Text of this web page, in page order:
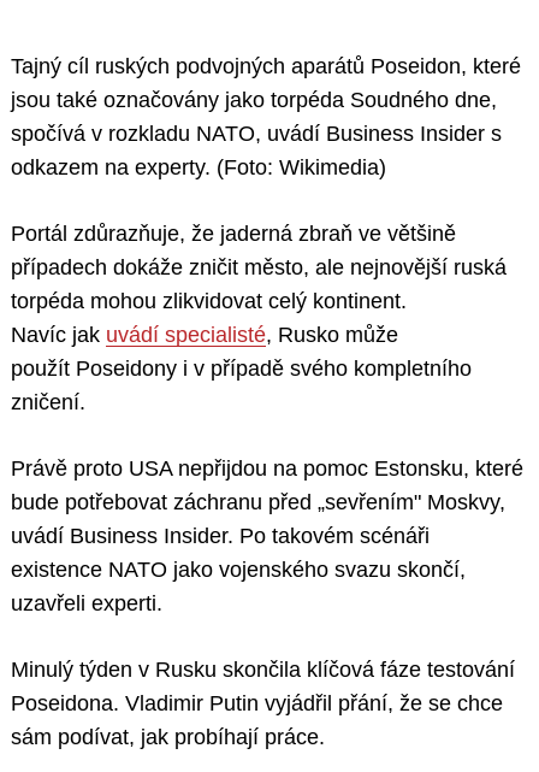
Tajný cíl ruských podvojných aparátů Poseidon, které
jsou také označovány jako torpéda Soudného dne,
spočívá v rozkladu NATO, uvádí Business Insider s
odkazem na experty. (Foto: Wikimedia)
Portál zdůrazňuje, že jaderná zbraň ve většině
případech dokáže zničit město, ale nejnovější ruská
torpéda mohou zlikvidovat celý kontinent.
Navíc jak uvádí specialisté, Rusko může
použít Poseidony i v případě svého kompletního
zničení.
Právě proto USA nepřijdou na pomoc Estonsku, které
bude potřebovat záchranu před „sevřením" Moskvy,
uvádí Business Insider. Po takovém scénáři
existence NATO jako vojenského svazu skončí,
uzavřeli experti.
Minulý týden v Rusku skončila klíčová fáze testování
Poseidona. Vladimir Putin vyjádřil přání, že se chce
sám podívat, jak probíhají práce.